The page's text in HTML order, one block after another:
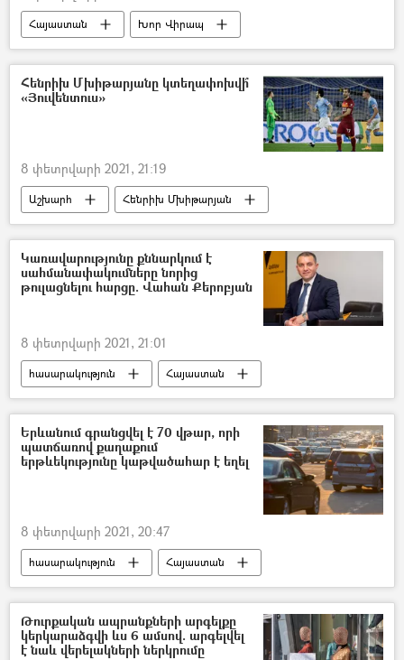
Հայաստան
Խոր Վիրապ
Հյուրանոց
Վահան Քերոբյան
գործարան
Հենրիխ Մխիթարյանը կտեղափոխվի՞
«Յուվենտուս»
8 փետրվարի 2021, 21:19
Աշխարհ
Հենրիխ Մխիթարյան
«Ռոմա» ֆուտբոլային ակումբ
ֆուտբոլ
ֆուտբոլիստ
Իտալիա
Հենրիխ Մխիթարյան
Յուվենտուս
Կառավարությունը քննարկում է
սահմանափակումները նորից
թուլացնելու հարցը. Վահան Քերոբյան
8 փետրվարի 2021, 21:01
հասարակություն
Հայաստան
Տնտեսություն
Վահան Քերոբյան
կորոնավիրուս
կարանտին
Երևանում գրանցվել է 70 վթար, որի
պատճառով քաղաքում
երթևեկությունը կաթվածահար է եղել
8 փետրվարի 2021, 20:47
հասարակություն
Հայաստան
վթար
Երևան
Թուրքական ապրանքների արգելքը
կերկարաձգվի ևս 6 ամսով. արգելվել
է նաև վերելակների ներկրումը